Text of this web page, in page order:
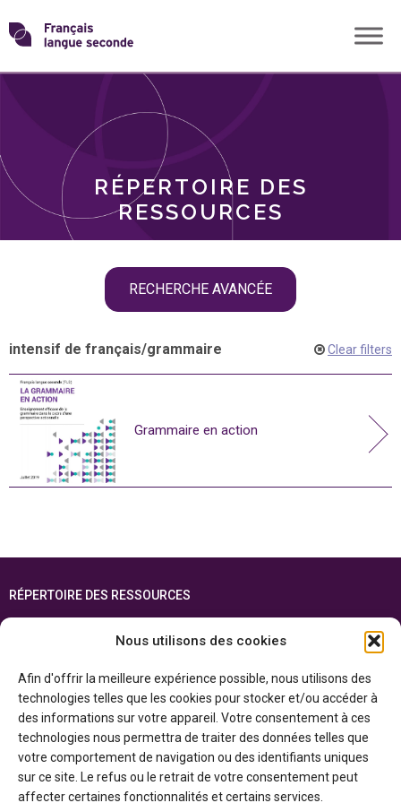
Nous utilisons des cookies
Afin d'offrir la meilleure expérience possible, nous utilisons des
technologies telles que les cookies pour stocker et/ou accéder à
des informations sur votre appareil. Votre consentement à ces
technologies nous permettra de traiter des données telles que
votre comportement de navigation ou des identifiants uniques
sur ce site. Le refus ou le retrait de votre consentement peut
affecter certaines fonctionnalités et certains services.
Skip
toTransformons
langue
RÉPERTOIRE DES
RESSOURCES
RECHERCHE AVANCÉE
THÈMES
intensif de français/grammaire Clear filters
Grammaire en action
RÉPERTOIRE DES RESSOURCES
ENGLISH
Cette ressource est réalisée grâce au soutien financier du gouvernement de
l’Ontario et du gouvernement duCanada par l’entremise du ministère du
Patrimoine canadien